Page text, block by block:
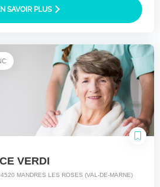
SAVOIR PLUS
VERDI
MANDRES LES ROSES (VAL-DE-MARNE)